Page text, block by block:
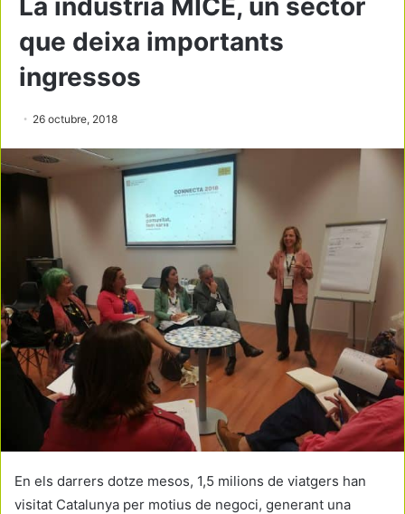
La indústria MICE, un sector
que deixa importants
ingressos
26 octubre, 2018
En els darrers dotze mesos, 1,5 milions de viatgers han
visitat Catalunya per motius de negoci, generant una